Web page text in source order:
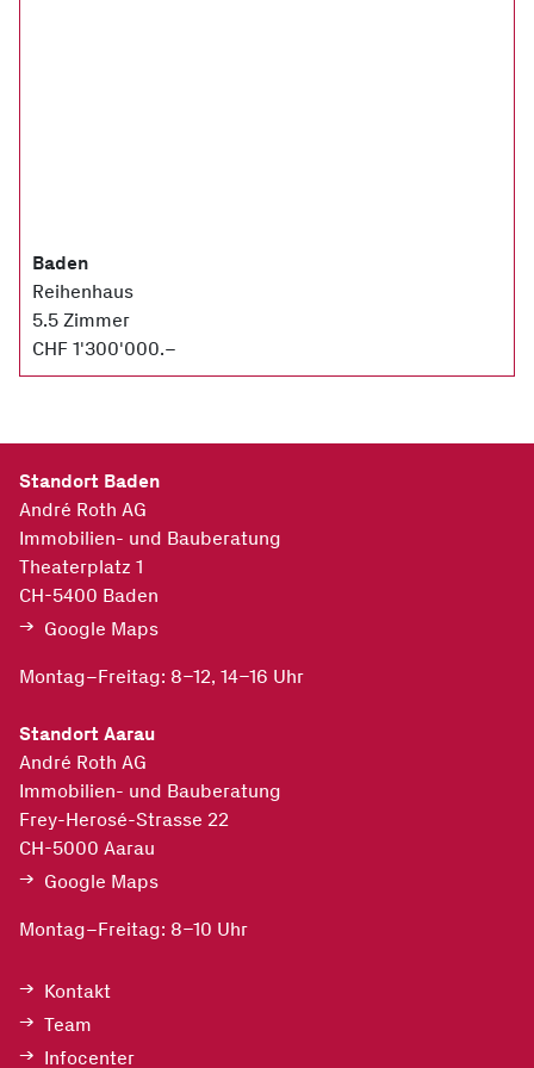
Baden
Reihenhaus
5.5 Zimmer
CHF 1'300'000.–
Standort Baden
André Roth AG
Immobilien- und Bauberatung
Theaterplatz 1
CH-5400 Baden
Google Maps
Montag–Freitag: 8–12, 14–16 Uhr
Standort Aarau
André Roth AG
Immobilien- und Bauberatung
Frey-Herosé-Strasse 22
CH-5000 Aarau
Google Maps
Montag–Freitag: 8–10 Uhr
Kontakt
Team
Infocenter